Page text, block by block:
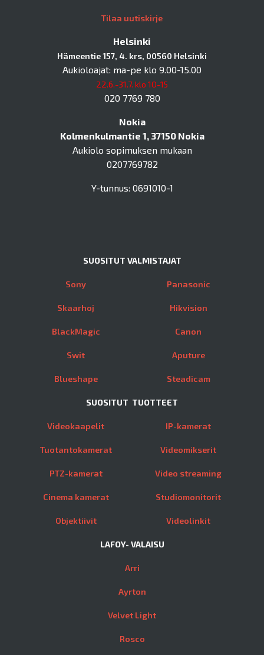
Tilaa uutiskirje
Helsinki
Hämeentie 157, 4. krs, 00560 Helsinki
Aukioloajat: ma-pe klo 9.00-15.00
22.6.-31.7. klo 10-15
020 7769 780
Nokia
Kolmenkulmantie 1, 37150 Nokia
Aukiolo sopimuksen mukaan
0207769782
Y-tunnus: 0691010-1
SUOSITUT VALMISTAJAT
Sony
Skaarhoj
BlackMagic
Swit
Blueshape
Panasonic
Hikvision
Canon
Aputure
Steadicam
SUOSITUT TUOTTEET
Videokaapelit
Tuotantokamerat
PTZ-kamerat
Cinema kamerat
Objektiivit
IP-kamerat
Videomikserit
Video streaming
Studiomonitorit
Videolinkit
LAFOY- VALAISU
Arri
Ayrton
Velvet Light
Rosco